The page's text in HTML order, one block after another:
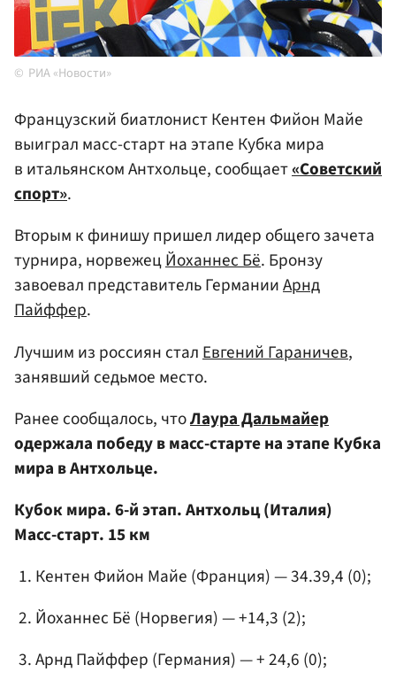
РИА «Новости»
Французский биатлонист Кентен Фийон Майе
выиграл масс-старт на этапе Кубка мира
в итальянском Антхольце, сообщает«Советский
спорт».
Вторым к финишу пришел лидер общего зачета
турнира, норвежецЙоханнес Бё. Бронзу
завоевал представитель ГерманииАрнд
Пайффер.
Лучшим из россиян стал Евгений Гараничев,
занявший седьмое место.
Ранее сообщалось, чтоЛаура Дальмайер
одержала победу в масс-старте на этапе Кубка
мира в Антхольце.
Кубок мира. 6-й этап. Антхольц (Италия)
Масс-старт. 15 км
Кентен Фийон Майе (Франция) — 34.39,4 (0);
Йоханнес Бё (Норвегия) — +14,3 (2);
Арнд Пайффер (Германия) — + 24,6 (0);